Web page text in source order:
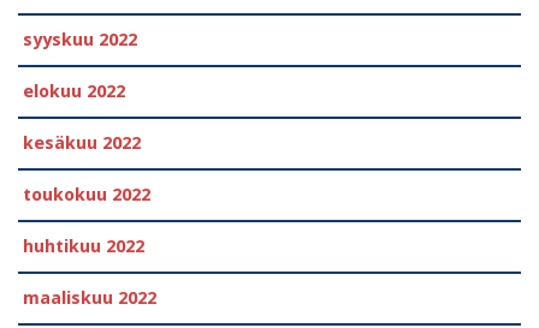
syyskuu 2022
elokuu 2022
kesäkuu 2022
toukokuu 2022
huhtikuu 2022
maaliskuu 2022